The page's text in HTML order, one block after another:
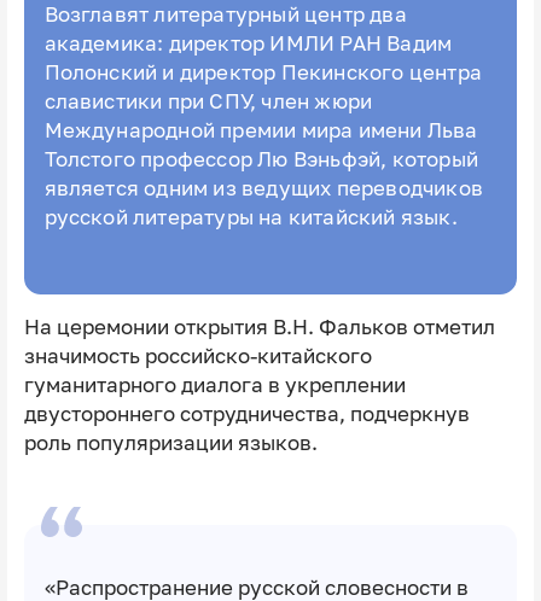
Возглавят литературный центр два
академика: директор ИМЛИ РАН Вадим
Полонский и директор Пекинского центра
славистики при СПУ, член жюри
Международной премии мира имени Льва
Толстого профессор Лю Вэньфэй, который
является одним из ведущих переводчиков
русской литературы на китайский язык.
На церемонии открытия В.Н. Фальков отметил
значимость российско-китайского
гуманитарного диалога в укреплении
двустороннего сотрудничества, подчеркнув
роль популяризации языков.
«Распространение русской словесности в